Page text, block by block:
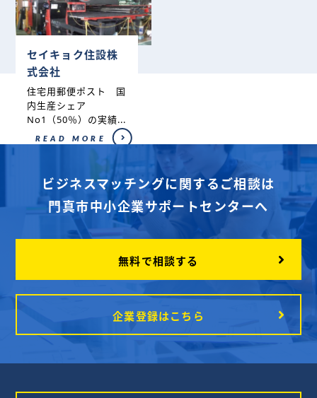
セイキョク住設株
式会社
住宅用郵便ポスト 国
内生産シェア
No1（50％）の実績...
READ MORE
ビジネスマッチングに関するご相談は
門真市中小企業サポートセンターへ
無料で相談する
企業登録はこちら